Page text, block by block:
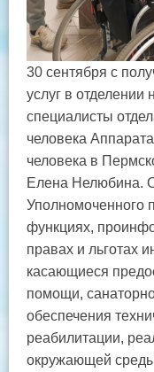
30 сентября с
услуг в
специалисты
человека
человека в
Елена Нелюбина.
Уполномоченного
функциях,
правах и льготах
касающиеся
помощи,
обеспечения
реабилитации,
окружающей